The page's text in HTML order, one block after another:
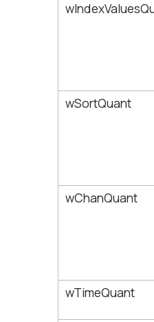
wSortQuant
wChanQuant
wTimeQuant